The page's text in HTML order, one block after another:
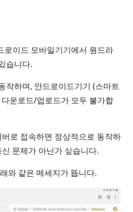
로이드 모바일기기에서 원드라
습니다.
작하며, 안드로이드기기 (스마트
운로드/업로드가 모두 불가합
로 접속하면 정상적으로 동작하
문제가 아닌가 싶습니다.
와 같은 메세지가 뜹니다.